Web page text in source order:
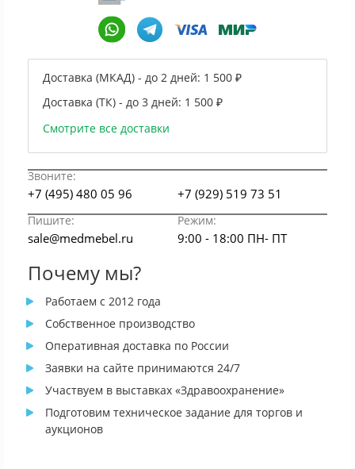
Доставка (МКАД) - до 2 дней: 1 500 ₽
Доставка (ТК) - до 3 дней: 1 500 ₽
Смотрите все доставки
Звоните:
+7 (495) 480 05 96 +7 (929) 519 73 51
Пишите: Режим:
sale@medmebel.ru 9:00 - 18:00 ПН- ПТ
Почему мы?
Работаем с 2012 года
Собственное производство
Оперативная доставка по России
Заявки на сайте принимаются 24/7
Участвуем в выставках «Здравоохранение»
Подготовим техническое задание для торгов и
аукционов